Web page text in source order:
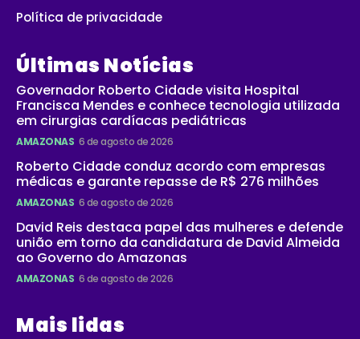
Política de privacidade
Últimas Notícias
Governador Roberto Cidade visita Hospital
Francisca Mendes e conhece tecnologia utilizada
em cirurgias cardíacas pediátricas
AMAZONAS 6 de agosto de 2026
Roberto Cidade conduz acordo com empresas
médicas e garante repasse de R$ 276 milhões
AMAZONAS 6 de agosto de 2026
David Reis destaca papel das mulheres e defende
união em torno da candidatura de David Almeida
ao Governo do Amazonas
AMAZONAS 6 de agosto de 2026
Mais lidas